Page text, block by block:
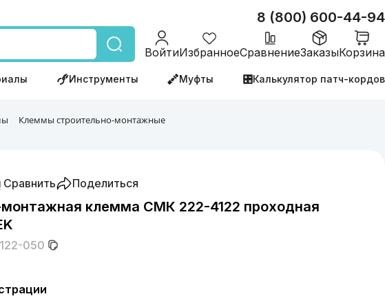
8 (800) 600-44-94
ВойтиИзбранноеСравнениеЗаказыКорзина
Инструменты Муфты Калькулятор патч-кордов
Клеммы строительно-монтажные
Сравнить Поделиться
клемма СМК 222-4122 проходная
050